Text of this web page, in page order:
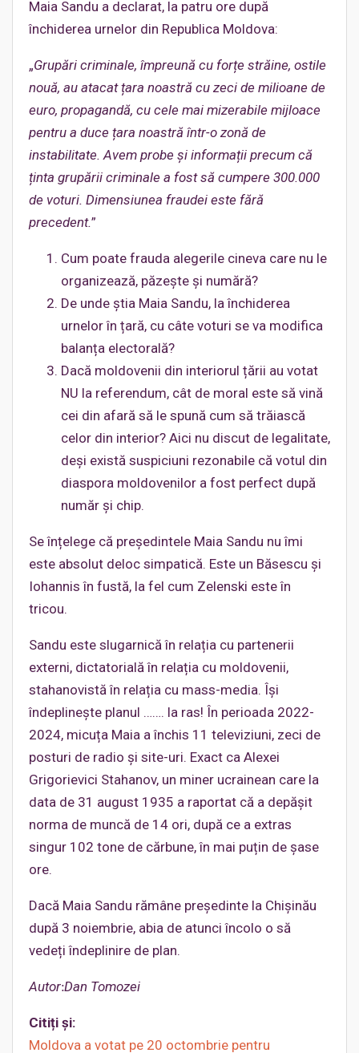
Maia Sandu a declarat, la patru ore după
închiderea urnelor din Republica Moldova:
„Grupări criminale, împreună cu forțe străine, ostile
nouă, au atacat țara noastră cu zeci de milioane de
euro, propagandă, cu cele mai mizerabile mijloace
pentru a duce țara noastră într-o zonă de
instabilitate. Avem probe și informații precum că
ținta grupării criminale a fost să cumpere 300.000
de voturi. Dimensiunea fraudei este fără
precedent.”
Cum poate frauda alegerile cineva care nu le
organizează, păzește și numără?
De unde știa Maia Sandu, la închiderea
urnelor în țară, cu câte voturi se va modifica
balanța electorală?
Dacă moldovenii din interiorul țării au votat
NU la referendum, cât de moral este să vină
cei din afară să le spună cum să trăiască
celor din interior? Aici nu discut de legalitate,
deși există suspiciuni rezonabile că votul din
diaspora moldovenilor a fost perfect după
număr și chip.
Se înțelege că președintele Maia Sandu nu îmi
este absolut deloc simpatică. Este un Băsescu și
Iohannis în fustă, la fel cum Zelenski este în
tricou.
Sandu este slugarnică în relația cu partenerii
externi, dictatorială în relația cu moldovenii,
stahanovistă în relația cu mass-media. Își
îndeplinește planul ……. la ras! În perioada 2022-
2024, micuța Maia a închis 11 televiziuni, zeci de
posturi de radio și site-uri. Exact ca Alexei
Grigorievici Stahanov, un miner ucrainean care la
data de 31 august 1935 a raportat că a depășit
norma de muncă de 14 ori, după ce a extras
singur 102 tone de cărbune, în mai puțin de șase
ore.
Dacă Maia Sandu rămâne președinte la Chișinău
după 3 noiembrie, abia de atunci încolo o să
vedeți îndeplinire de plan.
AutorDan Tomozei
Citiți și:
Moldova a votat pe 20 octombrie pentru